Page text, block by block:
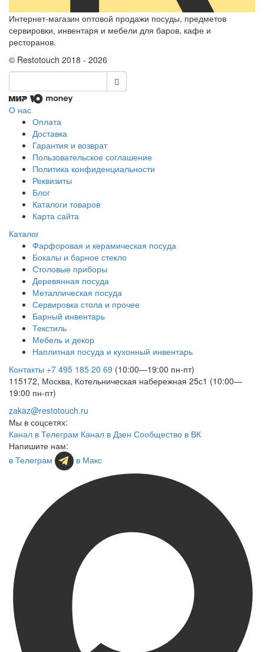
Интернет-магазин оптовой продажи посуды, предметов
сервировки, инвентаря и мебели для баров, кафе и
ресторанов.
© Restotouch 2018 - 2026
О нас
Оплата
Доставка
Гарантия и возврат
Пользовательское соглашение
Политика конфиденциальности
Реквизиты
Блог
Каталоги товаров
Карта сайта
Каталог
Фарфоровая и керамическая посуда
Бокалы и барное стекло
Столовые приборы
Деревянная посуда
Металлическая посуда
Сервировка стола и прочее
Барный инвентарь
Текстиль
Мебель и декор
Наплитная посуда и кухонный инвентарь
Контакты +7 495 185 20 69 (10:00—19:00 пн-пт)
115172, Москва, Котельническая набережная 25с1 (10:00—
19:00 пн-пт)
zakaz@restotouch.ru
Мы в соцсетях:
Канал в Телеграм Канал в Дзен Сообщество в ВК
Напишите нам:
в Телеграм
в Макс